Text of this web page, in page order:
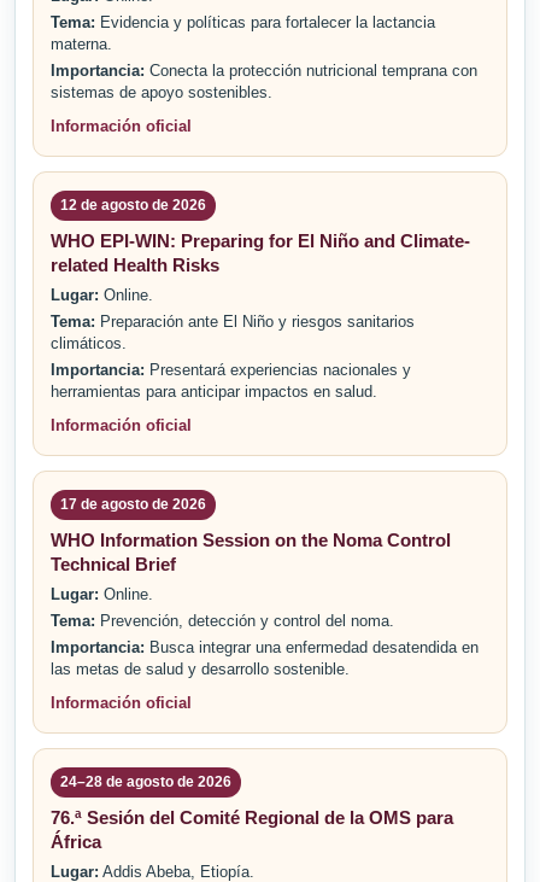
Tema: Evidencia y políticas para fortalecer la lactancia
materna.
Importancia: Conecta la protección nutricional temprana con
sistemas de apoyo sostenibles.
Información oficial
12 de agosto de 2026
WHO EPI-WIN: Preparing for El Niño and Climate-
related Health Risks
Lugar: Online.
Tema: Preparación ante El Niño y riesgos sanitarios
climáticos.
Importancia: Presentará experiencias nacionales y
herramientas para anticipar impactos en salud.
Información oficial
17 de agosto de 2026
WHO Information Session on the Noma Control
Technical Brief
Lugar: Online.
Tema: Prevención, detección y control del noma.
Importancia: Busca integrar una enfermedad desatendida en
las metas de salud y desarrollo sostenible.
Información oficial
24–28 de agosto de 2026
76.ª Sesión del Comité Regional de la OMS para
África
Lugar: Addis Abeba, Etiopía.